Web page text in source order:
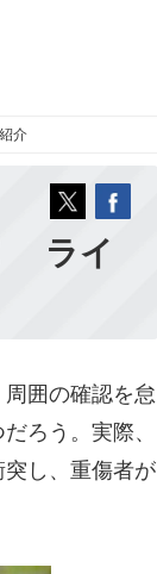
介
ライ
囲の確認を怠
ろう。実際、
し、重傷者が